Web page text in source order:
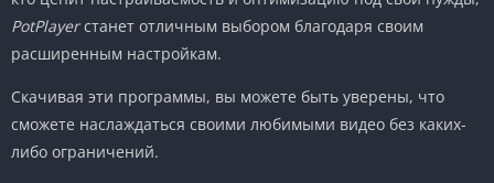
PotPlayerстанет отличным выбором благодаря своим
расширенным настройкам.
Скачивая эти программы, вы можете быть уверены, что
сможете наслаждаться своими любимыми видео без каких-
либо ограничений.